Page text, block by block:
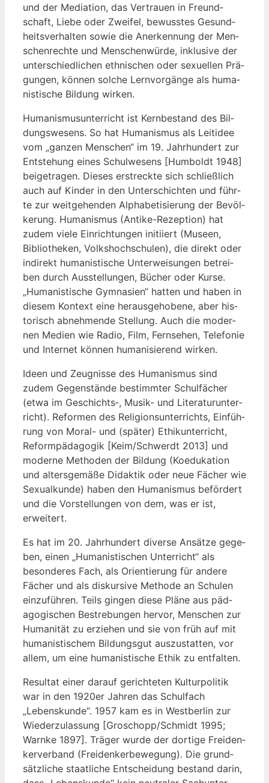
und der Media­ti­on, das Ver­trau­en in Freund­
schaft, Lie­be oder Zwei­fel, bewuss­tes Gesund­
heits­ver­hal­ten sowie die Aner­ken­nung der Men­
schen­rech­te und Men­schen­wür­de, inklu­si­ve der
unter­schied­li­chen eth­ni­schen oder sexu­el­len Prä­
gun­gen, kön­nen sol­che Lern­vor­gän­ge als huma­
nis­ti­sche Bil­dung wirken.
Huma­nis­mus­un­ter­richt ist Kern­be­stand des Bil­
dungs­we­sens. So hat Huma­nis­mus als Leit­idee
vom „gan­zen Men­schen“ im 19. Jahr­hun­dert zur
Ent­ste­hung eines Schul­we­sens [Hum­boldt 1948]
bei­getra­gen. Die­ses erstreck­te sich schließ­lich
auch auf Kin­der in den Unter­schich­ten und führ­
te zur weit­ge­hen­den Alpha­be­ti­sie­rung der Bevöl­
ke­rung. Huma­nis­mus (Anti­ke-Rezep­ti­on) hat
zudem vie­le Ein­rich­tun­gen initi­iert (Muse­en,
Biblio­the­ken, Volks­hoch­schu­len), die direkt oder
indi­rekt huma­nis­ti­sche Unter­wei­sun­gen betrei­
ben durch Aus­stel­lun­gen, Bücher oder Kur­se.
„Huma­nis­ti­sche Gym­na­si­en“ hat­ten und haben in
die­sem Kon­text eine her­aus­ge­ho­be­ne, aber his­
to­risch abneh­men­de Stel­lung. Auch die moder­
nen Medi­en wie Radio, Film, Fern­se­hen, Tele­fo­nie
und Inter­net kön­nen huma­ni­sie­rend wirken.
Ideen und Zeug­nis­se des Huma­nis­mus sind
zudem Gegen­stän­de bestimm­ter Schul­fä­cher
(etwa im Geschichts‑, Musik- und Lite­ra­tur­un­ter­
richt). Refor­men des Reli­gi­ons­un­ter­richts, Ein­füh­
rung von Moral- und (spä­ter) Ethik­un­ter­richt,
Reform­päd­ago­gik [Keim/Schwerdt 2013] und
moder­ne Metho­den der Bil­dung (Koedu­ka­ti­on
und alters­ge­mä­ße Didak­tik oder neue Fächer wie
Sexu­al­kun­de) haben den Huma­nis­mus beför­dert
und die Vor­stel­lun­gen von dem, was er ist,
erweitert.
Es hat im 20. Jahr­hun­dert diver­se Ansät­ze gege­
ben, einen „Huma­nis­ti­schen Unter­richt“ als
beson­de­res Fach, als Ori­en­tie­rung für ande­re
Fächer und als dis­kur­si­ve Metho­de an Schu­len
ein­zu­füh­ren. Teils gin­gen die­se Plä­ne aus päd­
ago­gi­schen Bestre­bun­gen her­vor, Men­schen zur
Huma­ni­tät zu erzie­hen und sie von früh auf mit
huma­nis­ti­schem Bil­dungs­gut aus­zu­stat­ten, vor
allem, um eine huma­nis­ti­sche Ethik zu entfalten.
Resul­tat einer dar­auf gerich­te­ten Kul­tur­po­li­tik
war in den 1920er Jah­ren das Schul­fach
„Lebens­kun­de“. 1957 kam es in West­ber­lin zur
Wie­der­zu­las­sung [Groschopp/Schmidt 1995;
Warn­ke 1897]. Trä­ger wur­de der dor­ti­ge Frei­den­
ker­ver­band (Frei­den­ker­be­we­gung). Die grund­
sätz­li­che staat­li­che Ent­schei­dung bestand dar­in,